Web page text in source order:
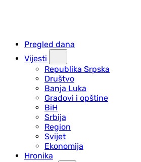
Pregled dana
Vijesti
Republika Srpska
Društvo
Banja Luka
Gradovi i opštine
BiH
Srbija
Region
Svijet
Ekonomija
Hronika